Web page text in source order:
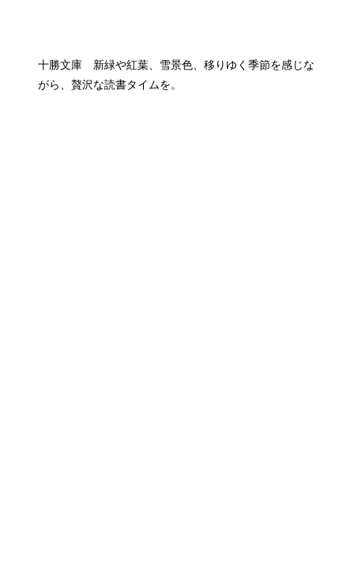
十勝文庫 新緑や紅葉、雪景色、移りゆく季節を感じな
がら、贅沢な読書タイムを。